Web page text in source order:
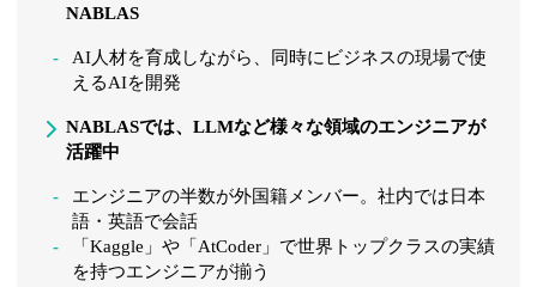
NABLAS
AI人材を育成しながら、同時にビジネスの現場で使
えるAIを開発
NABLASでは、LLMなど様々な領域のエンジニアが
活躍中
エンジニアの半数が外国籍メンバー。社内では日本
語・英語で会話
「Kaggle」や「AtCoder」で世界トップクラスの実績
を持つエンジニアが揃う